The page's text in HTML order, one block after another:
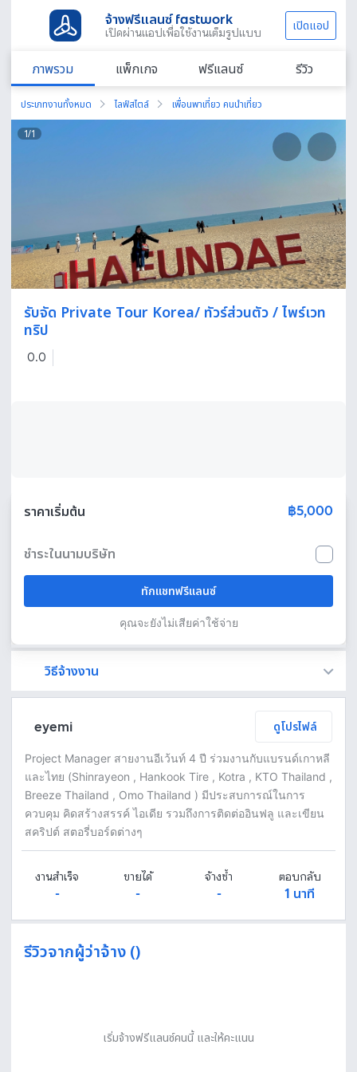
จ้างฟรีแลนซ์ fastwork
เปิดผ่านแอปเพื่อใช้งานเต็มรูปแบบ เปิดแอป
ภาพรวม แพ็กเกจ ฟรีแลนซ์ รีวิว
ประเภทงานทั้งหมด ไลฟ์สไตล์ เพื่อนพาเที่ยว คนนำเที่ยว
1/1
รับจัด Private Tour Korea/ ทัวร์ส่วนตัว / ไพร์เวท
ทริป
0.0
ราคาเริ่มต้น ฿5,000
ชำระในนามบริษัท
ทักแชทฟรีแลนซ์
คุณจะยังไม่เสียค่าใช้จ่าย
วิธีจ้างงาน
eyemi ดูโปรไฟล์
Project Manager สายงานอีเว้นท์ 4 ปี ร่วมงานกับแบรนด์เกาหลี
และไทย (Shinrayeon , Hankook Tire , Kotra , KTO Thailand ,
Breeze Thailand , Omo Thailand ) มีประสบการณ์ในการ
ควบคุม คิดสร้างสรรค์ ไอเดีย รวมถึงการติดต่ออินฟลู และเขียน
สคริปต์ สตอรี่บอร์ดต่างๆ
งานสำเร็จ
-
ขายได้
-
จ้างซ้ำ
-
ตอบกลับ
1 นาที
รีวิวจากผู้ว่าจ้าง ()
เริ่มจ้างฟรีแลนซ์คนนี้ และให้คะแนน